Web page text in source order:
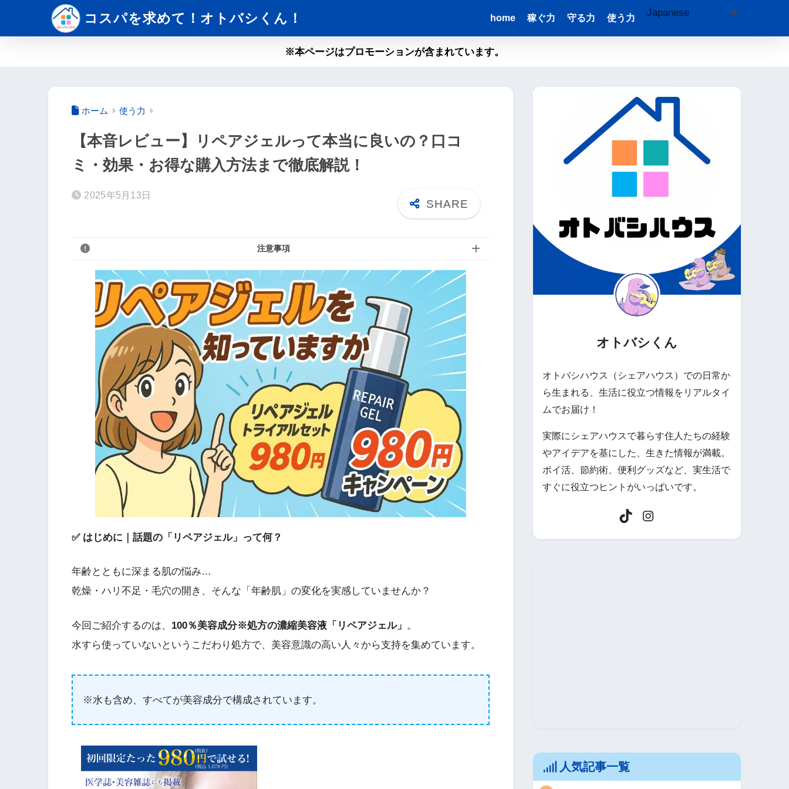
コスパを求めて！オトバシくん！ home 稼ぐ力 守る力 使う力
※本ページはプロモーションが含まれています。
ホーム 使う力
【本音レビュー】リペアジェルって本当に良いの？口コ
ミ・効果・お得な購入方法まで徹底解説！
2025年5月13日
注意事項
✅ はじめに｜話題の「リペアジェル」って何？
年齢とともに深まる肌の悩み…
乾燥・ハリ不足・毛穴の開き、そんな「年齢肌」の変化を実感していませんか？
今回ご紹介するのは、 100％美容成分※処方の濃縮美容液「リペアジェル」 。
水すら使っていないというこだわり処方で、美容意識の高い人々から支持を集めています。
※水も含め、すべてが美容成分で構成されています。
オトバシくん
オトバシハウス（シェアハウス）での日常か
ら生まれる、生活に役立つ情報をリアルタイ
ムでお届け！
実際にシェアハウスで暮らす住人たちの経験
やアイデアを基にした、生きた情報が満載。
ポイ活、節約術、便利グッズなど、実生活で
すぐに役立つヒントがいっぱいです。
人気記事一覧